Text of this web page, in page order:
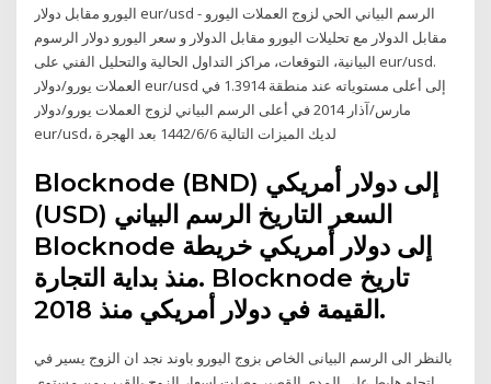
اليورو مقابل دولار eur/usd - الرسم البياني الحي لزوج العملات اليورو
مقابل الدولار مع تحليلات اليورو مقابل الدولار و سعر اليورو دولار الرسوم
البيانية، التوقعات، مراكز التداول الحالية والتحليل الفني على eur/usd.
العملات يورو/دولار eur/usd إلى أعلى مستوياته عند منطقة 1.3914 في
مارس/آذار 2014 في أعلى الرسم البياني لزوج العملات يورو/دولار
eur/usd، لديك الميزات التالية 6‏‏/6‏‏/1442 بعد الهجرة
Blocknode (BND) إلى دولار أمريكي
(USD) السعر التاريخ الرسم البياني
Blocknode إلى دولار أمريكي خريطة
منذ بداية التجارة. Blocknode تاريخ
القيمة في دولار أمريكي منذ 2018.
بالنظر الى الرسم البيانى الخاص بزوج اليورو باوند نجد ان الزوج يسير في